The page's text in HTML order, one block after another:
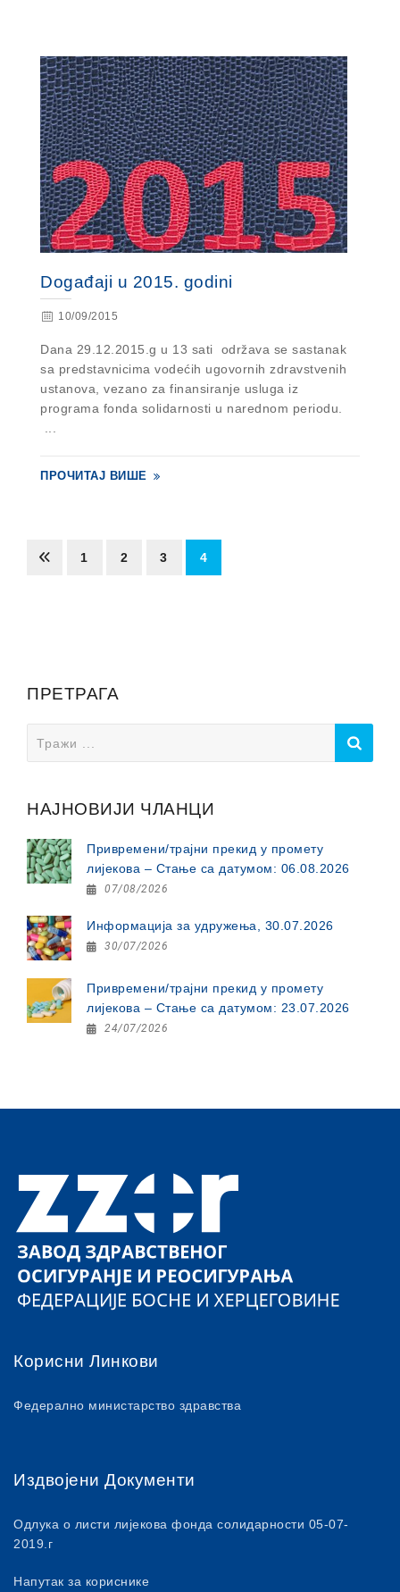
Događaji u 2015. godini
10/09/2015
Dana 29.12.2015.g u 13 sati održava se sastanak
sa predstavnicima vodećih ugovornih zdravstvenih
ustanova, vezano za finansiranje usluga iz
programa fonda solidarnosti u narednom periodu.
ПРОЧИТАЈ ВИШЕ
1 2 3 4
ПРЕТРАГА
for:
НАЈНОВИЈИ ЧЛАНЦИ
Привремени/трајни прекид у промету
лијекова – Стање са датумом: 06.08.2026
07/08/2026
Информација за удружења, 30.07.2026
30/07/2026
Привремени/трајни прекид у промету
лијекова – Стање са датумом: 23.07.2026
24/07/2026
Корисни Линкови
Федерално министарство здравства
Издвојени Документи
Одлука о листи лијекова фонда солидарности 05-07-
2019.г
Напутак за кориснике